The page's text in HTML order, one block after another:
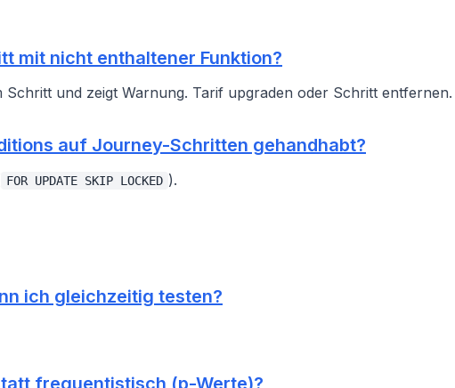
mit nicht enthaltener Funktion?
Schritt und zeigt Warnung. Tarif upgraden oder Schritt entfernen.
auf Journey-Schritten gehandhabt?
FOR UPDATE SKIP LOCKED ).
ich gleichzeitig testen?
frequentistisch (p-Werte)?